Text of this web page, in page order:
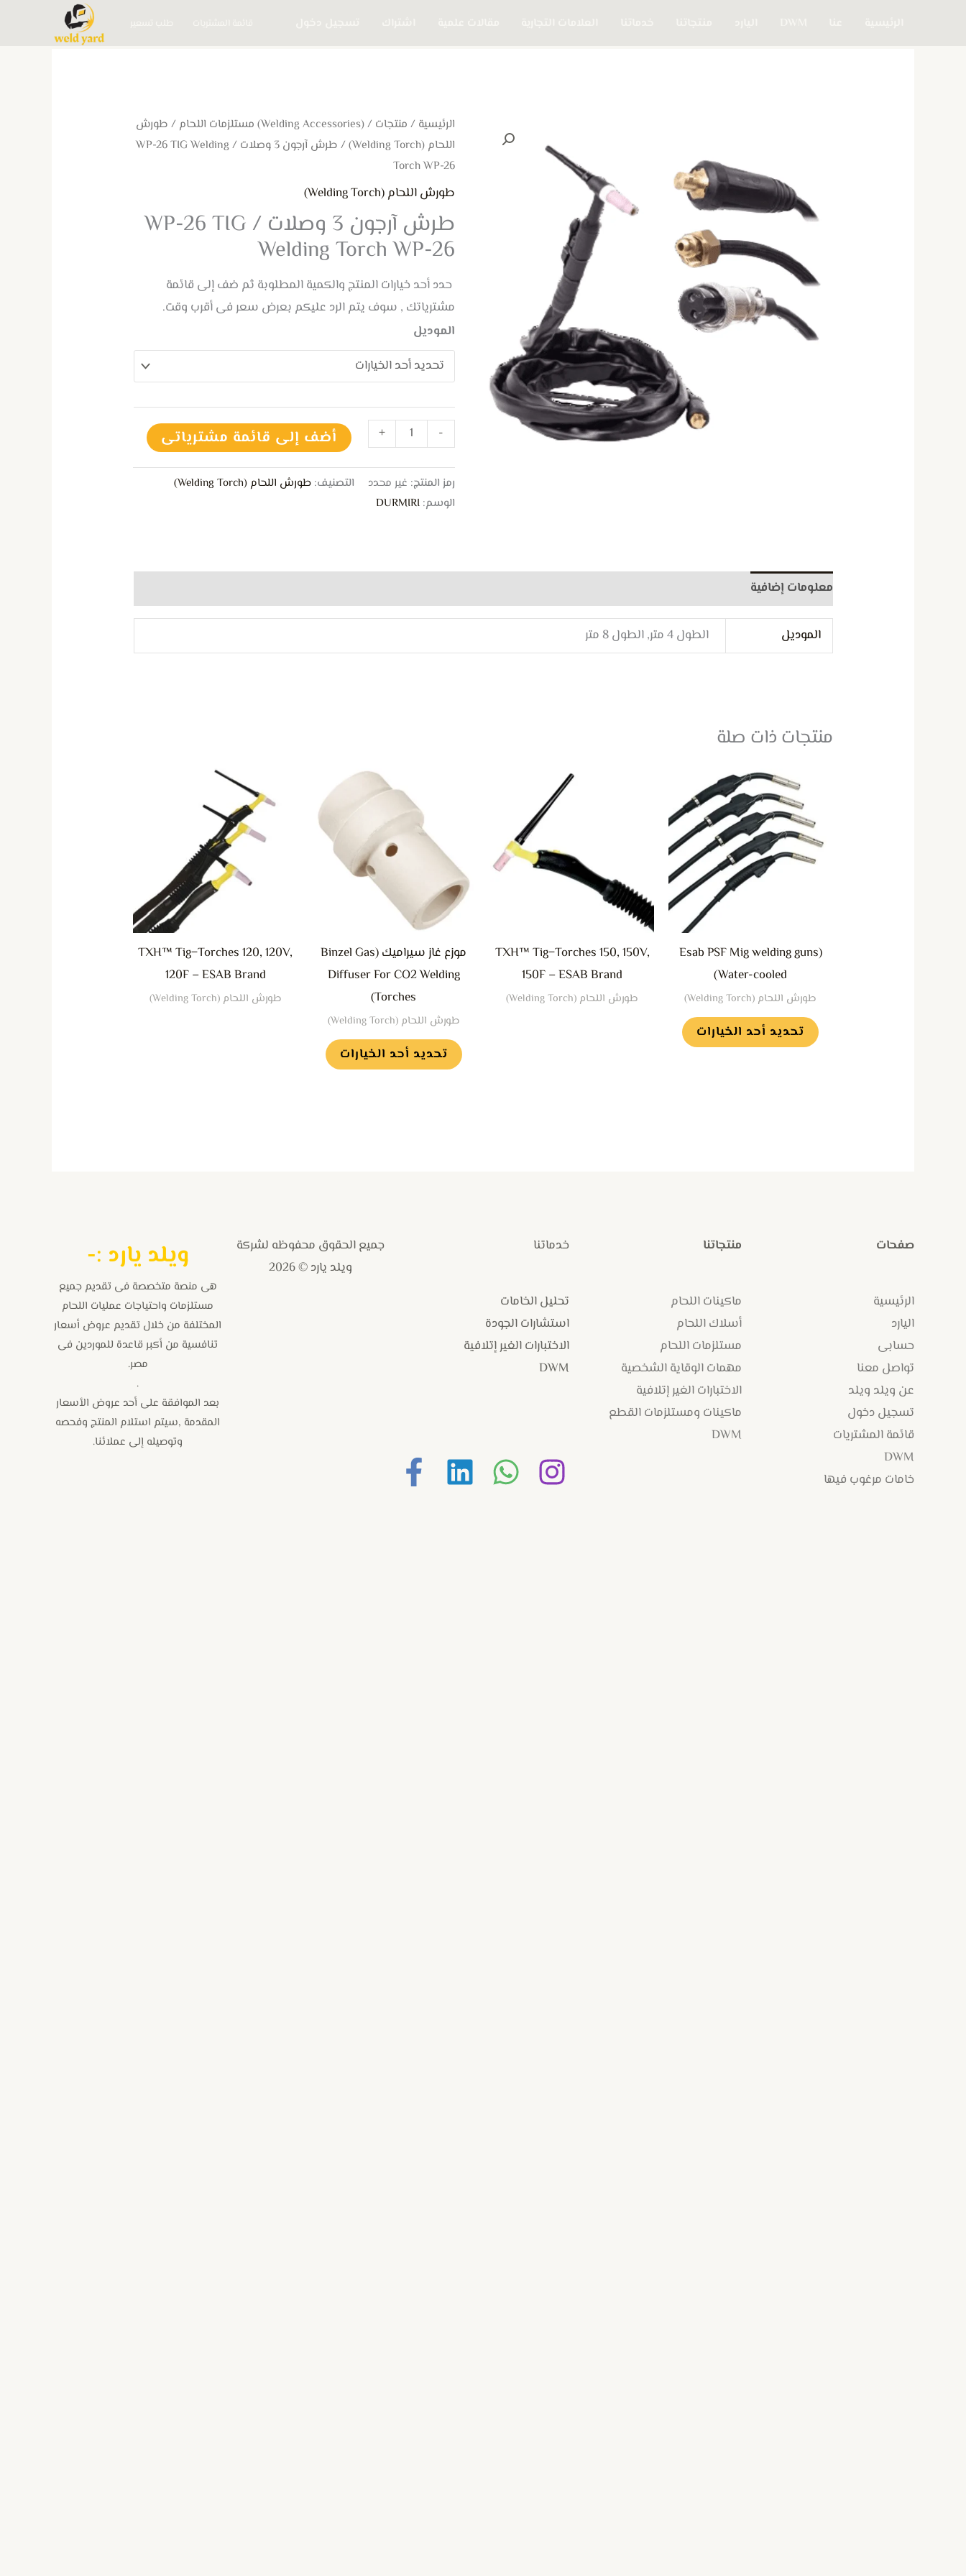
الرئيسية / منتجات /(Welding Accessories) مستلزمات اللحام / طورش
اللحام (Welding Torch)
/ طرش آرجون 3 وصلات / WP-26 TIG Welding
Torch WP-26
طورش اللحام (Welding Torch)
طرش آرجون 3 وصلات / WP-26 TIG
Welding Torch WP-26
حدد أحد خيارات المنتج والكمية المطلوبة ثم ضف إلى قائمة
مشترياتك , سوف يتم الرد عليكم بعرض سعر فى أقرب وقت.
الموديل
-
وصلات
26
Welding
Torch
+ أضف إلى قائمة مشترياتى
رمز المنتج: غير محدد التصنيف: طورش اللحام (Welding Torch)
الوسم: DURMIRI
معلومات إضافية
الموديل الطول 4 متر, الطول 8 متر
منتجات ذات صلة
(Esab PSF Mig welding guns
(Water-cooled
طورش اللحام (Welding Torch)
تحديد أحد الخيارات
العديد
من
الأشكال
المختلفة
لهذا
المنتج.
يمكن
اختيار
صفحة
TXH™ Tig−Torches 150, 150V,
150F – ESAB Brand
طورش اللحام (Welding Torch)
موزع غاز سيراميك (Binzel Gas
Diffuser For CO2 Welding
Torches)
طورش اللحام (Welding Torch)
تحديد أحد الخيارات
العديد
من
اختيار
المنتج
TXH™ Tig−Torches 120, 120V,
120F – ESAB Brand
طورش اللحام (Welding Torch)
صفحات
الرئيسية
اليارد
حسابى
تواصل معنا
عن ويلد ويلد
تسجيل دخول
قائمة المشتريات
DWM
خامات مرغوب فيها
منتجاتنا
ماكينات اللحام
أسلاك اللحام
مستلزمات اللحام
مهمات الوقاية الشخصية
الاختبارات الغير إتلافية
ماكينات ومستلزمات القطع
DWM
خدماتنا
تحليل الخامات
استشارات الجودة
الاختبارات الغير إتلافية
DWM
جميع الحقوق محفوظه لشركة
ويلد يارد © 2026
ويلد يارد :-
هى منصة متخصصة فى تقديم جميع
مستلزمات واحتياجات عمليات اللحام
المختلفة من خلال تقديم عروض أسعار
تنافسية من أكبر قاعدة للموردين فى
مصر.
.
بعد الموافقة على أحد عروض الأسعار
المقدمة ,سيتم استلام المنتج وفحصه
وتوصيله إلى عملائنا.